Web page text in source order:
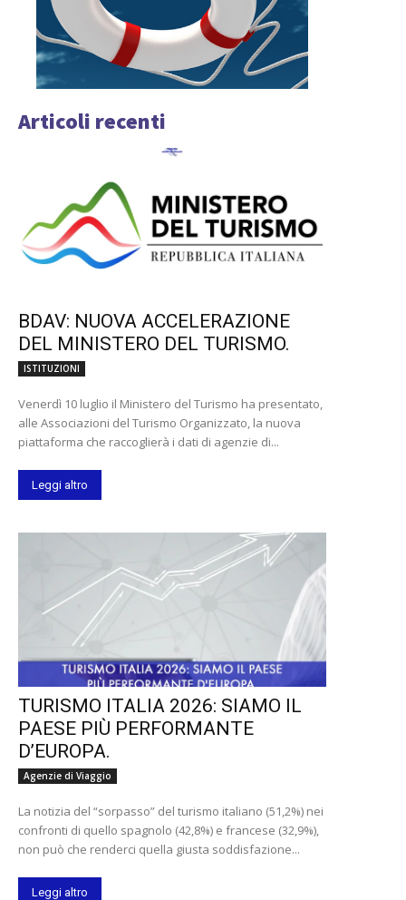
Articoli recenti
BDAV: NUOVA ACCELERAZIONE
DEL MINISTERO DEL TURISMO.
ISTITUZIONI
Venerdì 10 luglio il Ministero del Turismo ha presentato,
alle Associazioni del Turismo Organizzato, la nuova
piattaforma che raccoglierà i dati di agenzie di...
Leggi altro
TURISMO ITALIA 2026: SIAMO IL
PAESE PIÙ PERFORMANTE
D’EUROPA.
Agenzie di Viaggio
La notizia del “sorpasso” del turismo italiano (51,2%) nei
confronti di quello spagnolo (42,8%) e francese (32,9%),
non può che renderci quella giusta soddisfazione...
Leggi altro